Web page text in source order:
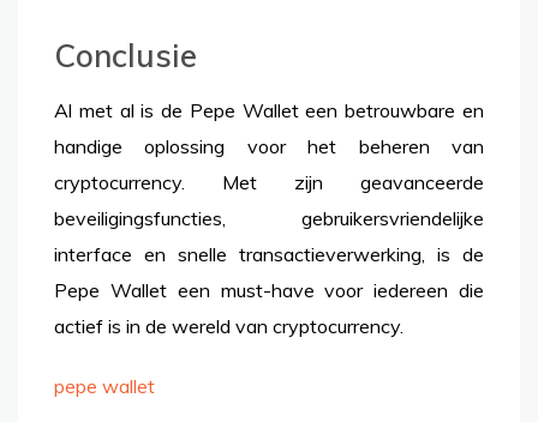
Conclusie
Al met al is de Pepe Wallet een betrouwbare en
handige oplossing voor het beheren van
cryptocurrency. Met zijn geavanceerde
beveiligingsfuncties, gebruikersvriendelijke
interface en snelle transactieverwerking, is de
Pepe Wallet een must-have voor iedereen die
actief is in de wereld van cryptocurrency.
pepe wallet